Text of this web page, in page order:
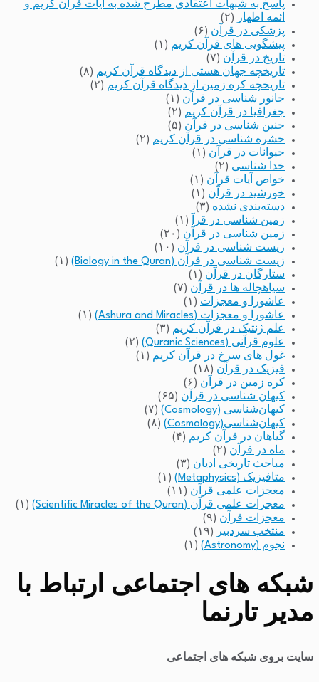
پاسخ به شبهات اعتقادی مطرح شده به آیات قرآن کریم و
ائمه اطهار
(۲)
پزشکی در قرآن (۶)
پیشگویی های قرآن کریم (۱)
تاریخ در قرآن (۷)
تاریخچه جهان هستی از دیدگاه قرآن کریم (۸)
تاریخچه کره زمین از دیدگاه قرآن کریم (۲)
جانور شناسی در قرآن (۱)
جغرافیا در قرآن کریم (۲)
جنین شناسی در قرآن (۵)
حشره شناسی در قرآن کریم (۲)
حیوانات در قرآن (۱)
خدا شناسی (۲)
خواص آیات قرآن (۱)
خورشید در قرآن (۱)
دسته‌بندی نشده (۳)
زمین شناسی در قرآ
(۱)
زمین شناسی در قرآن (۲۰)
زیست شناسی در قرآن (۱۰)
زیست شناسی در قرآن (Biology in the Quran)
(۱)
ستارگان در قرآن (۱)
سیاهچاله ها در قرآن (۷)
عاشورا و معجزات (۱)
عاشورا و معجزات (Ashura and Miracles)
(۱)
علم ژنتیک در قرآن کریم (۳)
علوم قرآنی (Quranic Sciences)
(۲)
غول های سرخ در قرآن کریم (۱)
فیزیک در قرآن (۱۸)
کره زمین در قرآن (۶)
کیهان شناسی در قرآن (۶۵)
کیهان‌شناسی (Cosmology)
(۷)
کیهان‌شناسی(Cosmology)
(۸)
گیاهان در قرآن کریم (۴)
ماه در قرآن (۲)
مباحث تاریخی ادیان (۳)
متافیزیک (Metaphysics)
(۱)
معجزات علمی قرآن (۱۱)
معجزات علمی قرآن (Scientific Miracles of the Quran)
(۱)
معجزات قرآن (۹)
منتخب سردبیر
(۱۹)
نجوم (Astronomy)
(۱)
شبکه های اجتماعی ارتباط با
مدیر تارنما
سایت بروی شبکه های اجتماعی